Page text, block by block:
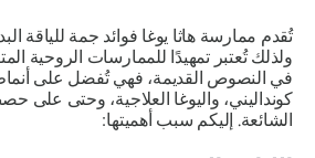
تُقدم ممارسة هاثا يوغا فوائد جمة للياقة
ولذلك تُعتبر تمهيدًا للممارسات الروحية
في النصوص القديمة، فهي تُفضل على
كونداليني، واليوغا العلاجية، وحتى على
الشائعة. إليكم سبب أهميتها: